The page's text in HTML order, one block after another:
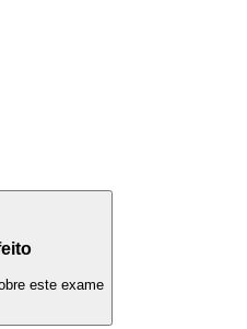
este exame